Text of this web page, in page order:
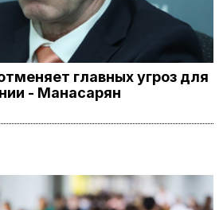
главных угроз для
- Манасарян